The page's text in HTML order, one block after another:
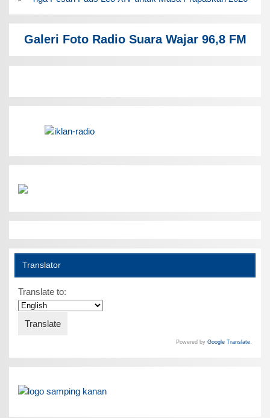
Galeri Foto Radio Suara Wajar 96,8 FM
Translator
Translate to:
Powered by Google Translate.